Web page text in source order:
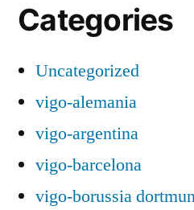
Categories
Uncategorized
vigo-alemania
vigo-argentina
vigo-barcelona
vigo-borussia